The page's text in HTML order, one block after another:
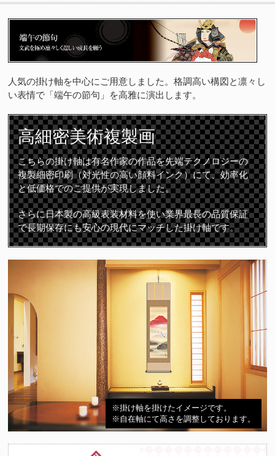
人気の掛け軸を中心にご用意しました。格調高い構図と凛々し
い表情で「端午の節句」を高雅に演出します。
高細密美術複製画
こちらの掛け軸は有名作家の作品を先端テクノロジーの
複製細密印刷（対光性の高い顔料インク）にて、効率化
と低価格でのご提供が実現しました。
さらに日本製の高級表装材料を使い業界最長の品質保証
で長期保存にも安心の現代にマッチした掛け軸です。
※掛け軸を掛けたイメージです。
※自在軸にて高さを調整しております。